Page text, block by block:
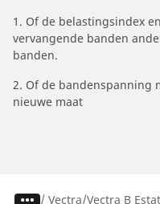
1. Of de belastingsindex
vervangende banden
banden.
2. Of de bandenspanning
nieuwe maat
/ Vectra Vectra B